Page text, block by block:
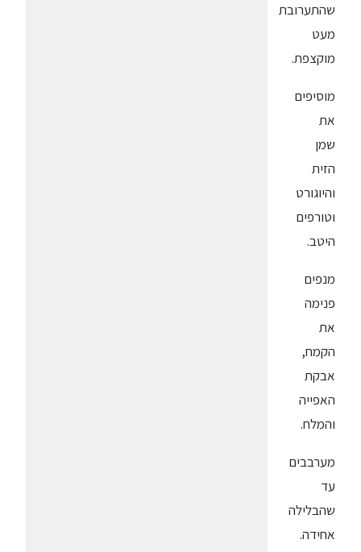
שהתערובת
מעט
מוקצפת.
מוסיפים
את
שמן
הזית
והיוגורט
וטורפים
היטב.
מנפים
פנימה
את
הקמח,
אבקת
האפייה
והמלח.
מערבבים
עד
שהבלילה
אחידה.